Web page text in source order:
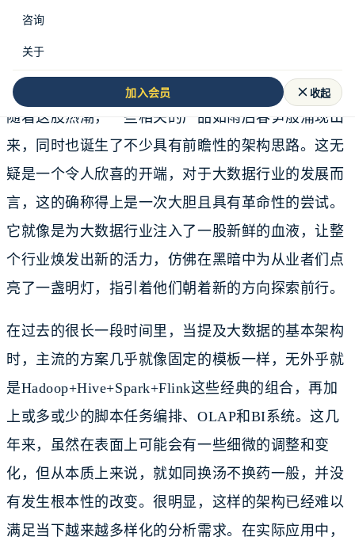
咨询
关于
加入会员 收起
石，激起了层层涟漪。在数据圈里，Data Agent这个
方向的热度也如同被点燃的火焰，开始持续升温。伴
随着这股热潮，一些相关的产品如雨后春笋般涌现出
来，同时也诞生了不少具有前瞻性的架构思路。这无
疑是一个令人欣喜的开端，对于大数据行业的发展而
言，这的确称得上是一次大胆且具有革命性的尝试。
它就像是为大数据行业注入了一股新鲜的血液，让整
个行业焕发出新的活力，仿佛在黑暗中为从业者们点
亮了一盏明灯，指引着他们朝着新的方向探索前行。
在过去的很长一段时间里，当提及大数据的基本架构
时，主流的方案几乎就像固定的模板一样，无外乎就
是Hadoop+Hive+Spark+Flink这些经典的组合，再加
上或多或少的脚本任务编排、OLAP和BI系统。这几
年来，虽然在表面上可能会有一些细微的调整和变
化，但从本质上来说，就如同换汤不换药一般，并没
有发生根本性的改变。很明显，这样的架构已经难以
满足当下越来越多样化的分析需求。在实际应用中，